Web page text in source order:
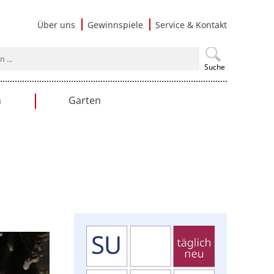
Über uns Gewinnspiele Service & Kontakt
Suche
Garten